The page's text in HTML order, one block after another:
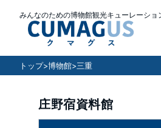
みんなのための博物館観光キューレーショ
トップ>博物館>三重
庄野宿資料館